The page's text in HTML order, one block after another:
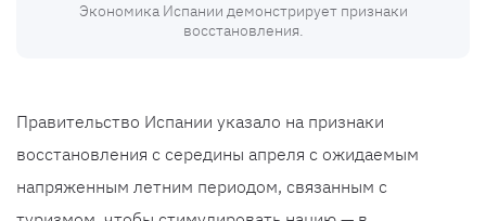
Экономика Испании демонстрирует признаки
восстановления.
Правительство Испании указало на признаки
восстановления с середины апреля с ожидаемым
напряженным летним периодом, связанным с